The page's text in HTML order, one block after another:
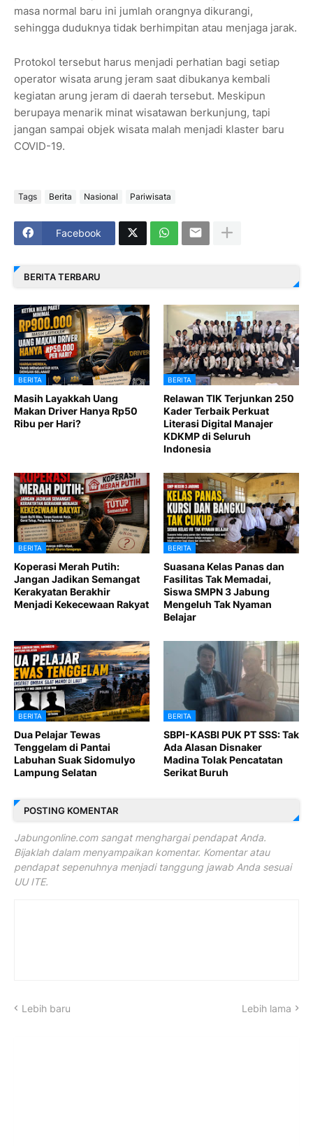
masa normal baru ini jumlah orangnya dikurangi,
sehingga duduknya tidak berhimpitan atau menjaga jarak.
Protokol tersebut harus menjadi perhatian bagi setiap
operator wisata arung jeram saat dibukanya kembali
kegiatan arung jeram di daerah tersebut. Meskipun
berupaya menarik minat wisatawan berkunjung, tapi
jangan sampai objek wisata malah menjadi klaster baru
COVID-19.
Tags Berita Nasional Pariwisata
Facebook
BERITA TERBARU
BERITA
Masih Layakkah Uang
Makan Driver Hanya Rp50
Ribu per Hari?
BERITA
Relawan TIK Terjunkan 250
Kader Terbaik Perkuat
Literasi Digital Manajer
KDKMP di Seluruh
Indonesia
BERITA
Koperasi Merah Putih:
Jangan Jadikan Semangat
Kerakyatan Berakhir
Menjadi Kekecewaan Rakyat
BERITA
Suasana Kelas Panas dan
Fasilitas Tak Memadai,
Siswa SMPN 3 Jabung
Mengeluh Tak Nyaman
Belajar
BERITA
Dua Pelajar Tewas
Tenggelam di Pantai
Labuhan Suak Sidomulyo
Lampung Selatan
BERITA
SBPI-KASBI PUK PT SSS: Tak
Ada Alasan Disnaker
Madina Tolak Pencatatan
Serikat Buruh
POSTING KOMENTAR
Jabungonline.com sangat menghargai pendapat Anda.
Bijaklah dalam menyampaikan komentar. Komentar atau
pendapat sepenuhnya menjadi tanggung jawab Anda sesuai
UU ITE.
Lebih baru Lebih lama